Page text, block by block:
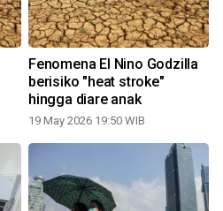
Fenomena El Nino Godzilla
berisiko "heat stroke"
hingga diare anak
19 May 2026 19:50 WIB